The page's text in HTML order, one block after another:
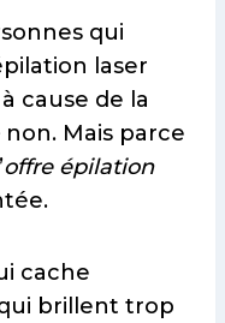
qui
laser
cause de la
Mais parce
offre épilation
cache
brillent trop